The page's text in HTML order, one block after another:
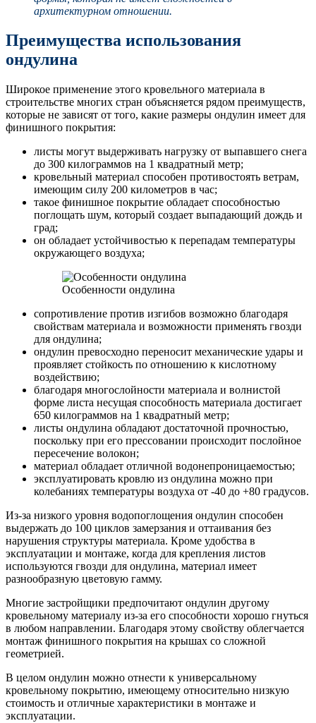
архитектурном отношении.
Преимущества использования
ондулина
Широкое применение этого кровельного материала в
строительстве многих стран объясняется рядом преимуществ,
которые не зависят от того, какие размеры ондулин имеет для
финишного покрытия:
листы могут выдерживать нагрузку от выпавшего снега
до 300 килограммов на 1 квадратный метр;
кровельный материал способен противостоять ветрам,
имеющим силу 200 километров в час;
такое финишное покрытие обладает способностью
поглощать шум, который создает выпадающий дождь и
град;
он обладает устойчивостью к перепадам температуры
окружающего воздуха;
Особенности ондулина
сопротивление против изгибов возможно благодаря
свойствам материала и возможности применять гвозди
для ондулина;
ондулин превосходно переносит механические удары и
проявляет стойкость по отношению к кислотному
воздействию;
благодаря многослойности материала и волнистой
форме листа несущая способность материала достигает
650 килограммов на 1 квадратный метр;
листы ондулина обладают достаточной прочностью,
поскольку при его прессовании происходит послойное
пересечение волокон;
материал обладает отличной водонепроницаемостью;
эксплуатировать кровлю из ондулина можно при
колебаниях температуры воздуха от -40 до +80 градусов.
Из-за низкого уровня водопоглощения ондулин способен
выдержать до 100 циклов замерзания и оттаивания без
нарушения структуры материала. Кроме удобства в
эксплуатации и монтаже, когда для крепления листов
используются гвозди для ондулина, материал имеет
разнообразную цветовую гамму.
Многие застройщики предпочитают ондулин другому
кровельному материалу из-за его способности хорошо гнуться
в любом направлении. Благодаря этому свойству облегчается
монтаж финишного покрытия на крышах со сложной
геометрией.
В целом ондулин можно отнести к универсальному
кровельному покрытию, имеющему относительно низкую
стоимость и отличные характеристики в монтаже и
эксплуатации.